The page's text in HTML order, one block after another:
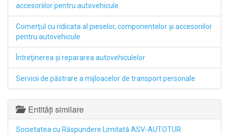
accesoriilor pentru autovehicule
Comerţul cu ridicata al pieselor, componentelor şi accesoriilor
pentru autovehicule
Întreţinerea şi repararea autovehiculelor
Servicii de păstrare a mijloacelor de transport personale
Entități similare
Societatea cu Răspundere Limitată ASV-AUTOTUR